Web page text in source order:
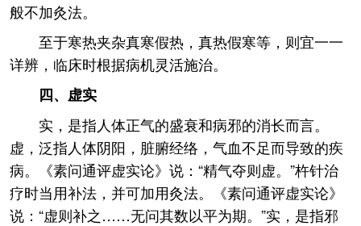
般不加灸法。
至于寒热夹杂真寒假热，真热假寒等，则宜一一
详辨，临床时根据病机灵活施治。
四、虚实
实，是指人体正气的盛衰和病邪的消长而言。
虚，泛指人体阴阳，脏腑经络，气血不足而导致的疾
病。《素问通评虚实论》说：“精气夺则虚。”杵针治
疗时当用补法，并可加用灸法。《素问通评虚实论》
说：“虚则补之……无问其数以平为期。”实，是指邪